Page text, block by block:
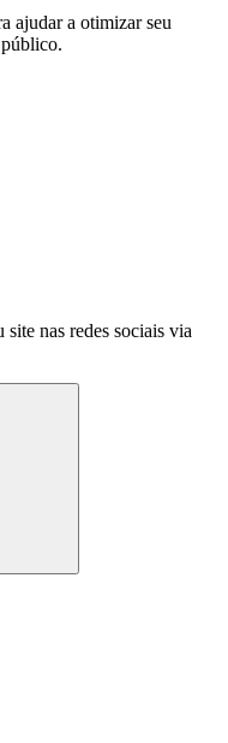
ajudar a otimizar seu
nas redes sociais via